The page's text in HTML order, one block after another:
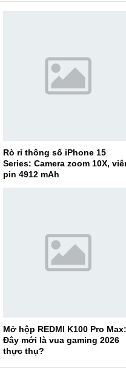
Rò rỉ thông số iPhone 15
Series: Camera zoom 10X,
pin 4912 mAh
Mở hộp REDMI K100 Pro Max:
Đây mới là vua gaming 2026
thực thụ?